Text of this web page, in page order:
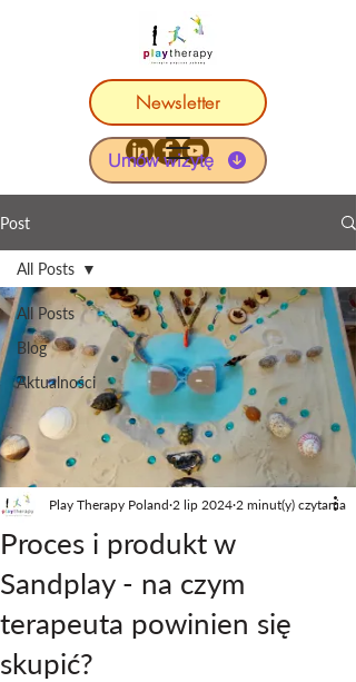
Umów wizytę
Newsletter
Post
All Posts
Blog
Aktualności
All Posts
Proces i produkt w
Sandplay - na czym
terapeuta powinien się
skupić?
Play Therapy Poland 2 lip 2024 2 minut(y) czytania